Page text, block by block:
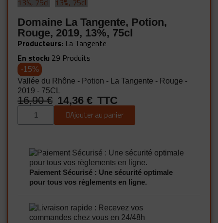
Domaine La Tangente, Potion,
Rouge, 2019, 13%, 75cl
Producteurs La Tangente
En stock 29 Produits
-15%
Vallée du Rhône - Potion - La Tangente - Rouge -
2019 - 75CL
16,90 € 14,36 € TTC
Ajouter au panier
Paiement Sécurisé : Une sécurité optimale
pour tous vos règlements en ligne.